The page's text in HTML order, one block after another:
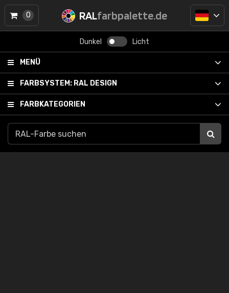
RALfarbpalette.de
Dunkel Licht
MENÜ
FARBSYSTEM: RAL DESIGN
FARBKATEGORIEN
0